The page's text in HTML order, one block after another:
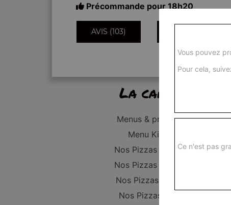
Précommande pour 18h20
AVIS (103)
La carte
Menus & promos
Menu Kid's
Nos Pizzas Junior
Nos Pizzas Sénior
Nos Pizzas Méga
Nos Pizzas XXL
Vous pouvez
Pour cela,
Ce n'est pas